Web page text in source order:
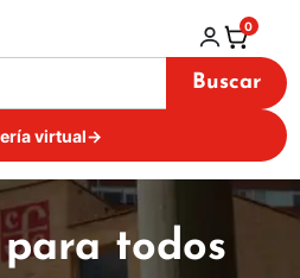
Buscar
virtual→
0
todos